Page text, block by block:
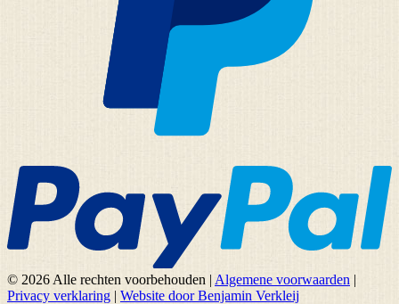
© 2026 Alle rechten voorbehouden | Algemene voorwaarden |
Privacy verklaring | Website door Benjamin Verkleij